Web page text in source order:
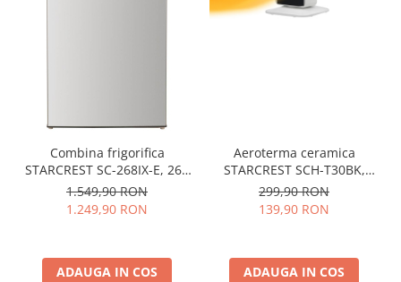
Combina frigorifica
STARCREST SC-268IX-E, 268
L, Clasa E, Less Frost,
Termostat reglabil,
ajustabile, Usi reversibile, H
178 cm, Inox
1.549,90 RON
1.249,90 RON
ADAUGA IN COS
Aeroterma ceramica
STARCREST SCH-T30BK,
2000W, Control digital,
Functie de oscilare,
Siguranta anti cadere,
Protectie supraincalzire
299,90 RON
139,90 RON
ADAUGA IN COS